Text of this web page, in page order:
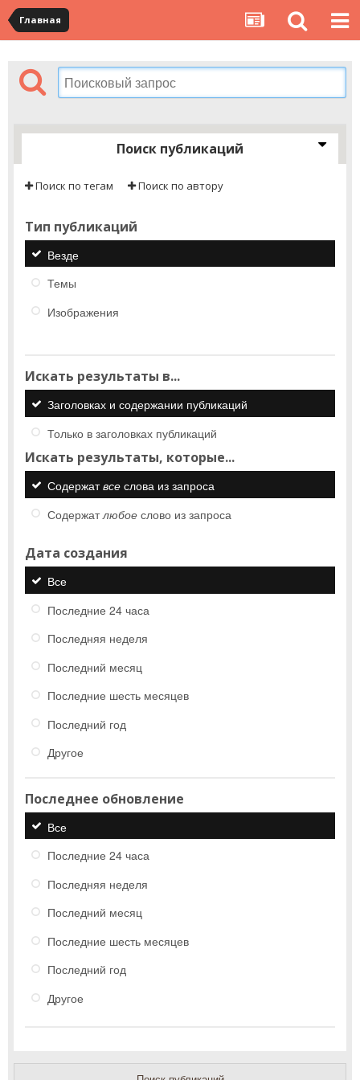
Главная
Поиск публикаций
Поиск по тегам Поиск по автору
Тип публикаций
Везде
Темы
Изображения
Искать результаты в...
Заголовках и содержании публикаций
Только в заголовках публикаций
Искать результаты, которые...
Содержатвсе слова из запроса
Содержатлюбое слово из запроса
Дата создания
Все
Последние 24 часа
Последняя неделя
Последний месяц
Последние шесть месяцев
Последний год
Другое
Последнее обновление
Все
Последние 24 часа
Последняя неделя
Последний месяц
Последние шесть месяцев
Последний год
Другое